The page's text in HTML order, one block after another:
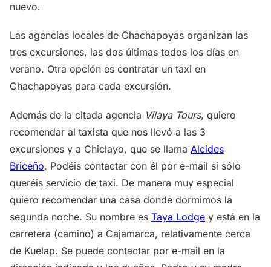
nuevo.
Las agencias locales de Chachapoyas organizan las
tres excursiones, las dos últimas todos los días en
verano. Otra opción es contratar un taxi en
Chachapoyas para cada excursión.
Además de la citada agencia Vilaya Tours, quiero
recomendar al taxista que nos llevó a las 3
excursiones y a Chiclayo, que se llama Alcides
Briceño. Podéis contactar con él por e-mail si sólo
queréis servicio de taxi. De manera muy especial
quiero recomendar una casa donde dormimos la
segunda noche. Su nombre es Taya Lodge y está en la
carretera (camino) a Cajamarca, relativamente cerca
de Kuelap. Se puede contactar por e-mail en la